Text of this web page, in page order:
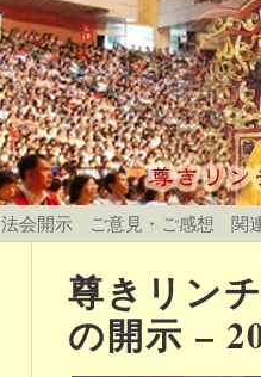
法会開示 ご意見・ご感想 関
尊きリン
の開示 –
声明発表